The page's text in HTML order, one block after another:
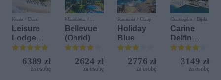
Kenia / Diani
Leisure
Lodge
Beach &
Golf
Resort by
Diamonds
6389 zł
za osobę
Macedonia /
Ochryda
Bellevue
(Ohrid)
2624 zł
za osobę
Rumunia / Olimp
Holiday
Blue
2776 zł
za osobę
Czarnogóra / Bijela
Carine
Delfin
Bijela (ex.
Iberostar
Bijela
3149 zł
za osobę